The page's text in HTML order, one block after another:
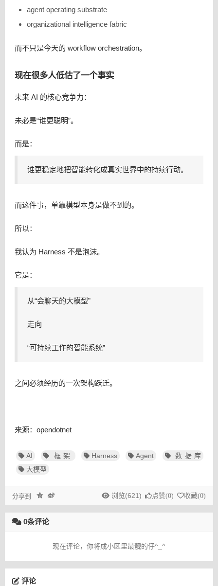
agent operating substrate
organizational intelligence fabric
而不只是今天的 workflow orchestration。
现在很多人低估了一个事实
未来 AI 的核心竞争力：
未必是“谁更聪明”。
而是：
谁更稳定地把智能转化成真实世界中的持续行动。
而这件事，单靠模型本身是做不到的。
所以：
我认为 Harness 不是泡沫。
它是：
从“会聊天的大模型”
走向
“可持续工作的智能系统”
之间必须经历的一次架构跃迁。
来源：opendotnet
AI 框架 Harness Agent
数据库
大模型
分享到 浏览(621) 点赞(0) 收藏(0)
0条评论
现在评论，你将成小区里最靓的仔^_^
评论